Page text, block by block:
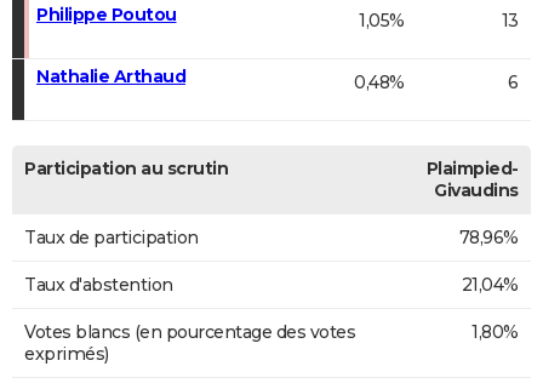
Philippe Poutou 1,05% 13
Nathalie Arthaud 0,48% 6
Participation au scrutin
Plaimpied-
Givaudins
Taux de participation 78,96%
Taux d'abstention 21,04%
Votes blancs (en pourcentage des votes
exprimés)
1,80%